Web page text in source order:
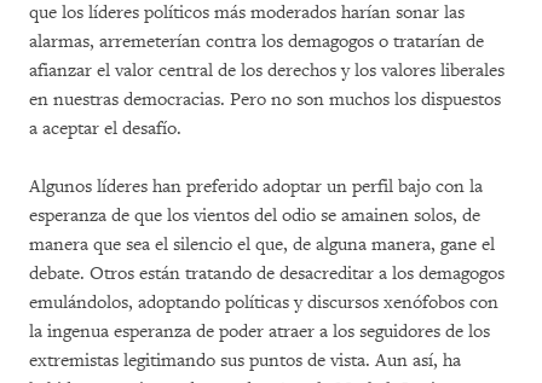
que los líderes políticos más moderados harían sonar las
alarmas, arremeterían contra los demagogos o tratarían de
afianzar el valor central de los derechos y los valores liberales
en nuestras democracias. Pero no son muchos los dispuestos
a aceptar el desafío.
Algunos líderes han preferido adoptar un perfil bajo con la
esperanza de que los vientos del odio se amainen solos, de
manera que sea el silencio el que, de alguna manera, gane el
debate. Otros están tratando de desacreditar a los demagogos
emulándolos, adoptando políticas y discursos xenófobos con
la ingenua esperanza de poder atraer a los seguidores de los
extremistas legitimando sus puntos de vista. Aun así, ha